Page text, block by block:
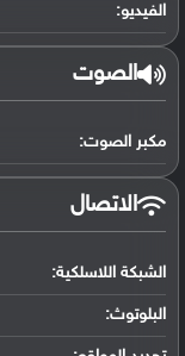
الفيديو:
الصوت
مكبر الصوت:
الاتصال
الشبكة اللاسلكية:
البلوتوث: